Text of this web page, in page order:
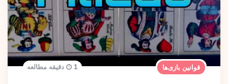
قوانین بازی‌ها 1 دقیقه مطالعه